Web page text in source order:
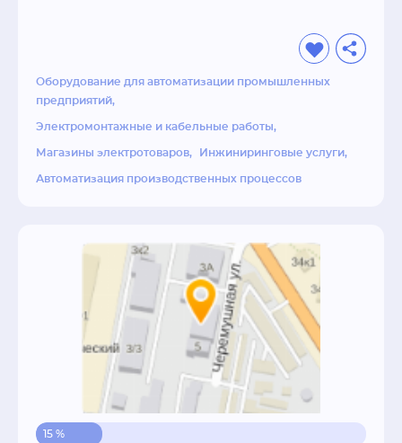
Оборудование для автоматизации промышленных
предприятий
Электромонтажные и кабельные работы
Магазины электротоваров Инжиниринговые услуги
Автоматизация производственных процессов
15 %